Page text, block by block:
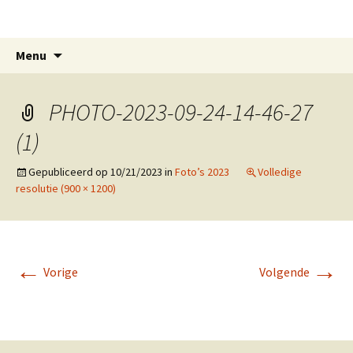
Menu
PHOTO-2023-09-24-14-46-27
(1)
Gepubliceerd op 10/21/2023 in Foto’s 2023
Volledige
resolutie (900 × 1200)
← Vorige Volgende →